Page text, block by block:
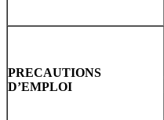
PRECAUTIONS
D’EMPLOI